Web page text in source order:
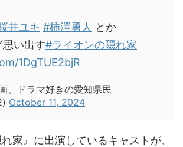
井ユキ #柿澤勇人 とか
い出す#ライオンの隠れ家
1DgTUE2bjR
、ドラマ好きの愛知県民
October 11, 2024
れ家』に出演しているキャストが、